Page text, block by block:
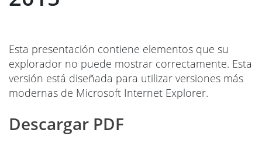
Esta presentación contiene elementos que su
explorador no puede mostrar correctamente. Esta
versión está diseñada para utilizar versiones más
modernas de Microsoft Internet Explorer.
Descargar PDF